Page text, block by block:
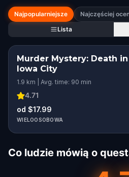
Najpopularniejsze Najczęściej
Lista
Murder Mystery: Death
Iowa City
1.9 km | Avg. time: 90 min
4.71
od $17.99
WIELOOSOBOWA
Co ludzie mówią o